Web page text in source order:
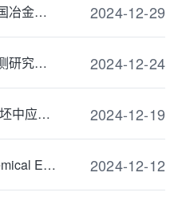
CAST与宝武合作项目荣获中国冶金科技三等奖 2024-12-29
上海大学CAST团队热裂纹预测研究取得新进展 2024-12-24
CAST原创PMO技术在连铸圆坯中应用的论文入选Steel Research International 最佳论文 2024-12-19
李文/张阿方教授团队在《Chemical Engineering Journal》上发表最新成果 2024-12-12